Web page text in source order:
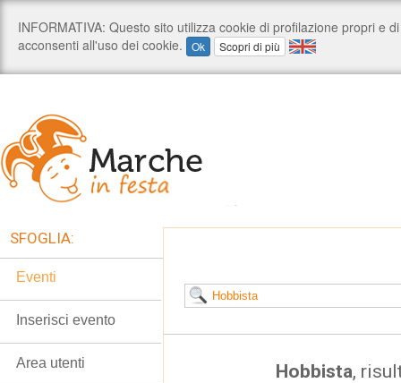
Hobbista,
SFOGLIA:
Eventi
Inserisci evento
Area utenti